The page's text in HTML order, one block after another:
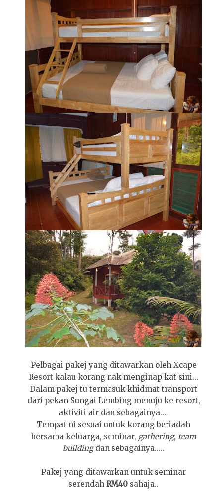
Pelbagai pakej yang ditawarkan oleh Xcape
Resort kalau korang nak menginap kat sini...
Dalam pakej tu termasuk khidmat transport
dari pekan Sungai Lembing menuju ke resort,
aktiviti air dan sebagainya....
Tempat ni sesuai untuk korang beriadah
bersama keluarga, seminar, gathering, team
buildingdan sebagainya.....
Pakej yang ditawarkan untuk seminar
serendah RM40 sahaja..